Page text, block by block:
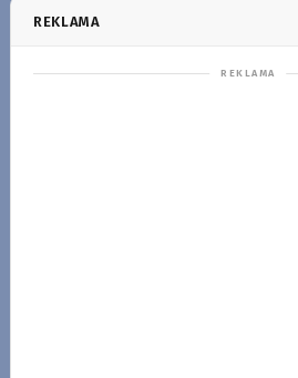
REKLAMA